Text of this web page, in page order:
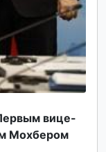
вице-
Мохбером